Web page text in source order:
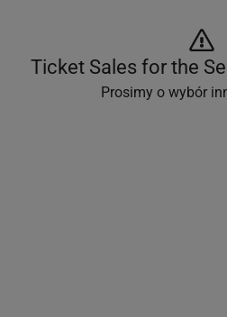
Ticket Sales for the
Prosimy o wybór